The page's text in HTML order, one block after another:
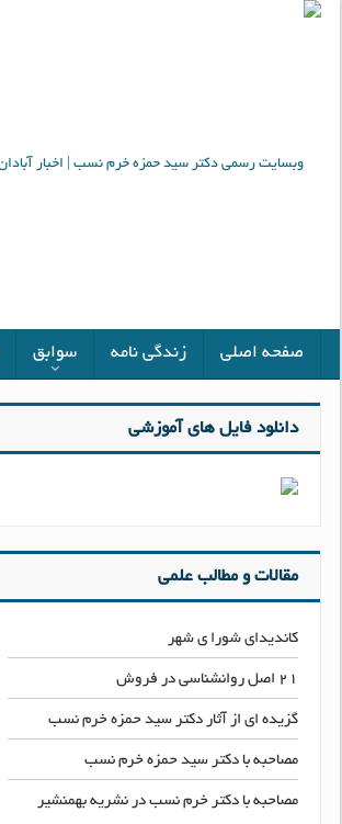
صفحه اصلی زندگی نامه سوابق
دانلود فایل های آموزشی
مقالات و مطالب علمی
کاندیدای شورا ی شهر
۲۱ اصل روانشناسی در فروش
گزیده ای از آثار دکتر سید حمزه خرم نسب
مصاحبه با دکتر سید حمزه خرم نسب
مصاحبه با دکتر خرم نسب در نشریه بهمنشیر